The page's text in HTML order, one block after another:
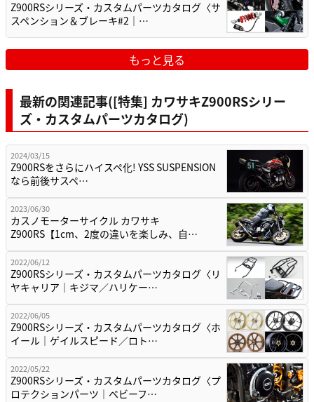
Z900RSシリーズ・カスタムパーツカタログ〈サ
スペンション＆ブレーキ#2｜…
もっと見る
最新の関連記事([特集] カワサキZ900RSシリー
ズ・カスタムパーツカタログ)
2024/03/15
Z900RSをさらにハイスペ化! YSS SUSPENSION
なら前後サスペ…
2023/06/30
カスノモーターサイクル カワサキ
Z900RS【1cm、2度の違いを楽しみ、自…
2022/06/12
Z900RSシリーズ・カスタムパーツカタログ〈リ
ヤキャリア｜キジマ／ハリケー…
2022/06/05
Z900RSシリーズ・カスタムパーツカタログ〈ホ
イール｜ゲイルスピード／ロト…
2022/05/22
Z900RSシリーズ・カスタムパーツカタログ〈プ
ロテクションパーツ｜ベビーフ…